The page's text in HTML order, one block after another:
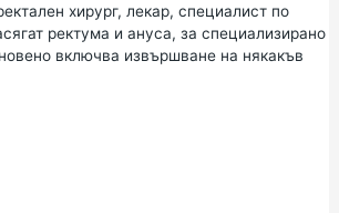
хирург, лекар, специалист по
ректума и ануса, за специализирано
включва извършване на някакъв